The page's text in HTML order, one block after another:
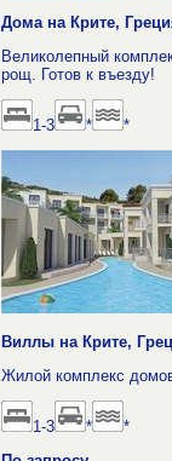
Дома на Крите,
Великолепный
рощ. Готов к въезду!
1-3 * *
Виллы на Крите,
Жилой комплекс
1-3 *
*